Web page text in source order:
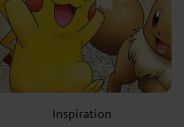
Inspiration